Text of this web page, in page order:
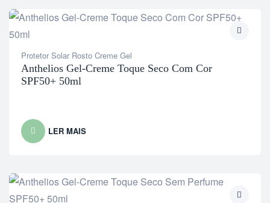
Protetor Solar Rosto Creme Gel
Anthelios Gel-Creme Toque Seco Com Cor
SPF50+ 50ml
LER MAIS